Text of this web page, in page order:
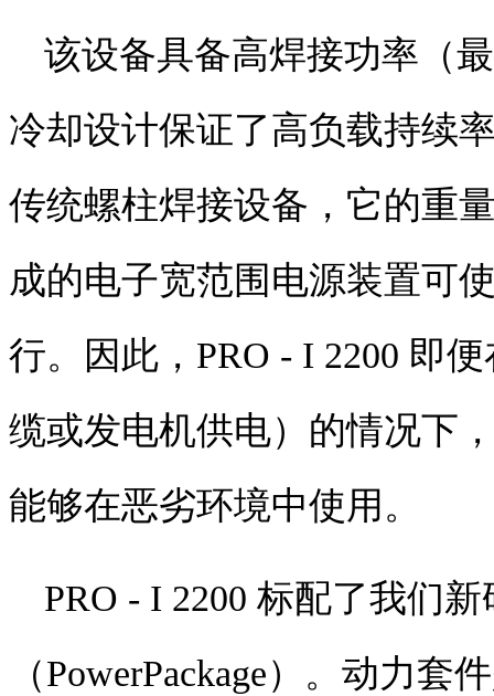
该设备具备高焊接功率（
冷却设计保证了高负载持续
传统螺柱焊接设备，它的重
成的电子宽范围电源装置可
行。因此， PRO - I 2200 即
缆或发电机供电）的情况下
能够在恶劣环境中使用。
PRO - I 2200 标配了我们
（PowerPackage）。动力套